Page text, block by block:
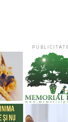
PUBLICITATE